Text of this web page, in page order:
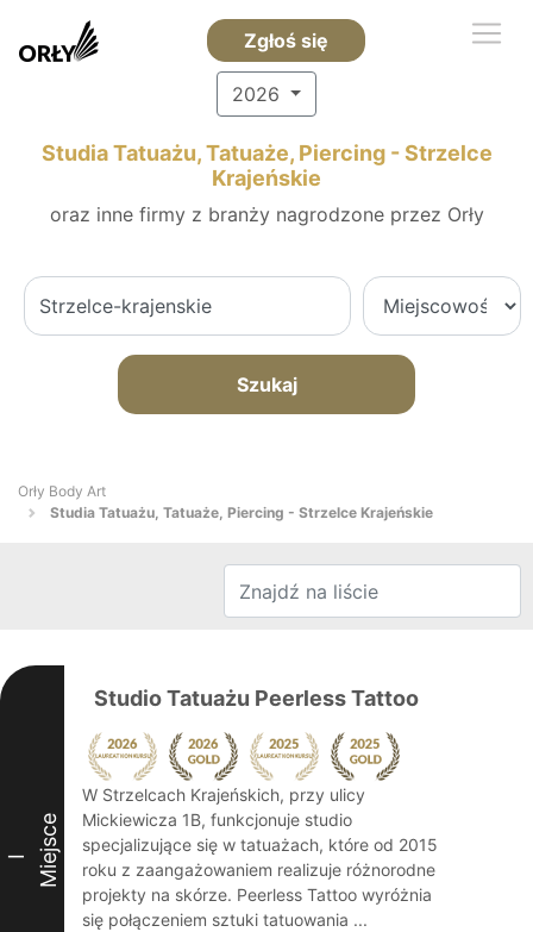
Zgłoś się
2026
Studia Tatuażu, Tatuaże, Piercing - Strzelce
Krajeńskie
oraz inne firmy z branży nagrodzone przez Orły
Szukaj
Orły Body Art
Studia Tatuażu, Tatuaże, Piercing - Strzelce Krajeńskie
I Miejsce
Studio Tatuażu Peerless Tattoo
W Strzelcach Krajeńskich, przy ulicy
Mickiewicza 1B, funkcjonuje studio
specjalizujące się w tatuażach, które od 2015
roku z zaangażowaniem realizuje różnorodne
projekty na skórze. Peerless Tattoo wyróżnia
się połączeniem sztuki tatuowania ...